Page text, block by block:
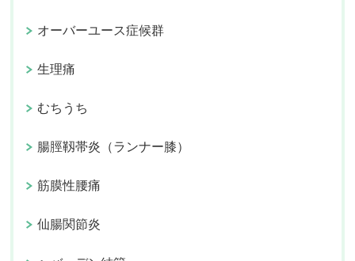
オーバーユース症候群
生理痛
むちうち
腸脛靱帯炎（ランナー膝）
筋膜性腰痛
仙腸関節炎